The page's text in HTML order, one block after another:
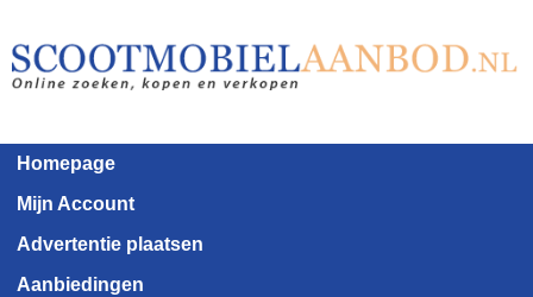
Homepage
Mijn Account
Advertentie plaatsen
Aanbiedingen